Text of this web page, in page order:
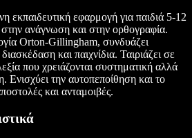
εκπαιδευτική εφαρμογή για παιδιά 5-12
ανάγνωση και στην ορθογραφία.
Orton-Gillingham, συνδυάζει
και παιχνίδια. Ταιριάζει σε
που χρειάζονται συστηματική αλλά
Ενισχύει την αυτοπεποίθηση και το
και ανταμοιβές.